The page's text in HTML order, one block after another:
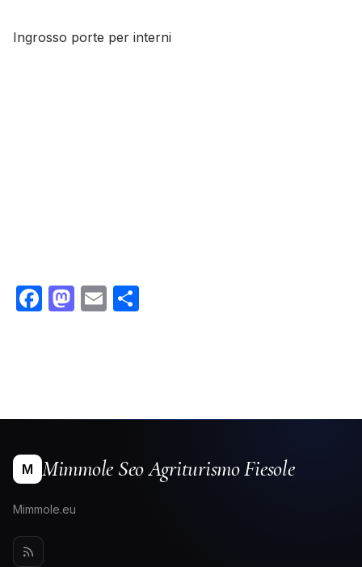
Ingrosso porte per interni
Facebook
Mastodon
Email
M Mimmole Seo Agriturismo Fiesole
Mimmole.eu